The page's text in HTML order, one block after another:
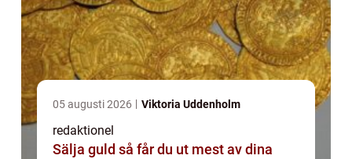
05 augusti 2026 Viktoria Uddenholm
redaktionel
Sälja guld så får du ut mest av dina